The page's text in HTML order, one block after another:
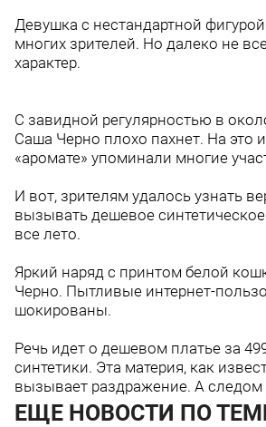
Девушка с нестандартной
многих зрителей. Но далеко не
характер.
С завидной регулярностью в
Саша Черно плохо пахнет. На это
«аромате» упоминали многие
И вот, зрителям удалось узнать
вызывать дешевое
все лето.
Яркий наряд с принтом белой
Черно. Пытливые интернет-
шокированы.
Речь идет о дешевом платье за
синтетики. Эта материя, как
вызывает раздражение. А следом
ЕЩЕ НОВОСТИ ПО